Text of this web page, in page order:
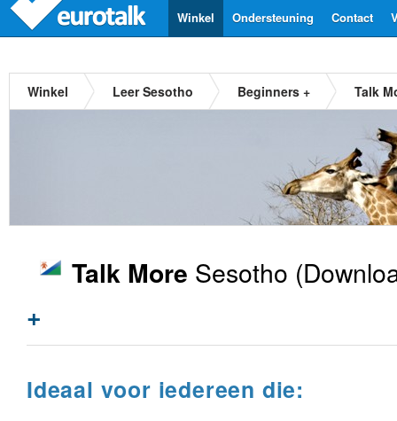
Contact
Ondersteuning
Winkel
Winkel Leer Sesotho Beginners + Talk
Talk More Sesotho
+
Ideaal voor iedereen die: